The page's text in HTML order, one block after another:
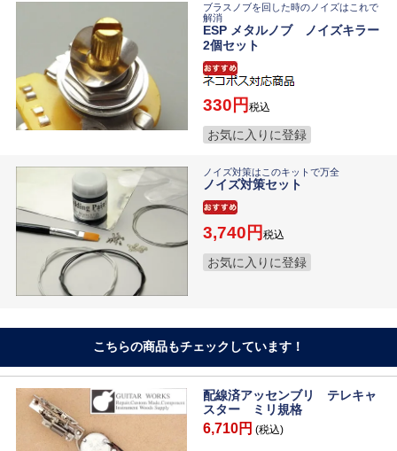
ブラスノブを回した時のノイズはこれで
解消
ESP メタルノブ ノイズキラー
2個セット
330 税込
お気に入りに登録
ノイズ対策はこのキットで万全
ノイズ対策セット
3,740 税込
お気に入りに登録
こちらの商品もチェックしています！
配線済アッセンブリ テレキャ
スター ミリ規格
6,710円 (税込)